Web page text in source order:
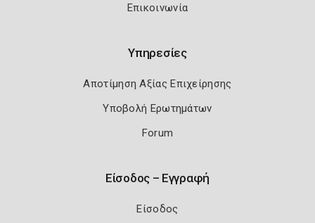
Επικοινωνία
Υπηρεσίες
Αποτίμηση Αξίας Επιχείρησης
Υποβολή Ερωτημάτων
Forum
Είσοδος – Εγγραφή
Είσοδος